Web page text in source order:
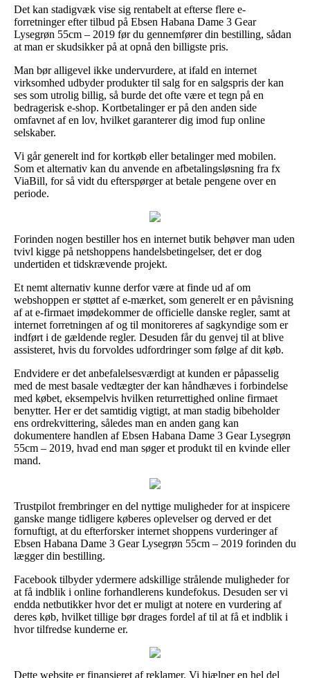
Det kan stadigvæk vise sig rentabelt at efterse flere e-
forretninger efter tilbud på Ebsen Habana Dame 3 Gear
Lysegrøn 55cm – 2019 før du gennemfører din bestilling, sådan
at man er skudsikker på at opnå den billigste pris.
Man bør alligevel ikke undervurdere, at ifald en internet
virksomhed udbyder produkter til salg for en salgspris der kan
ses som utrolig billig, så burde det ofte være et tegn på en
bedragerisk e-shop. Kortbetalinger er på den anden side
omfavnet af en lov, hvilket garanterer dig imod fup online
selskaber.
Vi går generelt ind for kortkøb eller betalinger med mobilen.
Som et alternativ kan du anvende en afbetalingsløsning fra fx
ViaBill, for så vidt du efterspørger at betale pengene over en
periode.
Forinden nogen bestiller hos en internet butik behøver man uden
tvivl kigge på netshoppens handelsbetingelser, det er dog
undertiden et tidskrævende projekt.
Et nemt alternativ kunne derfor være at finde ud af om
webshoppen er støttet af e-mærket, som generelt er en påvisning
af at e-firmaet imødekommer de officielle danske regler, samt at
internet forretningen af og til monitoreres af sagkyndige som er
indført i de gældende regler. Desuden får du genvej til at blive
assisteret, hvis du forvoldes udfordringer som følge af dit køb.
Endvidere er det anbefalelsesværdigt at kunden er påpasselig
med de mest basale vedtægter der kan håndhæves i forbindelse
med købet, eksempelvis hvilken returrettighed online firmaet
benytter. Her er det samtidig vigtigt, at man stadig bibeholder
ens ordrekvittering, således man en anden gang kan
dokumentere handlen af Ebsen Habana Dame 3 Gear Lysegrøn
55cm – 2019, hvad end man søger et produkt til en kvinde eller
mand.
Trustpilot frembringer en del nyttige muligheder for at inspicere
ganske mange tidligere køberes oplevelser og derved er det
fornuftigt, at du efterforsker internet shoppens vurderinger af
Ebsen Habana Dame 3 Gear Lysegrøn 55cm – 2019 forinden du
lægger din bestilling.
Facebook tilbyder ydermere adskillige strålende muligheder for
at få indblik i online forhandlerens kundefokus. Desuden ser vi
endda netbutikker hvor det er muligt at notere en vurdering af
deres køb, hvilket tillige bør drages fordel af til at få et indblik i
hvor tilfredse kunderne er.
Dette website er finansieret af reklamer. Vi hjælper en hel del